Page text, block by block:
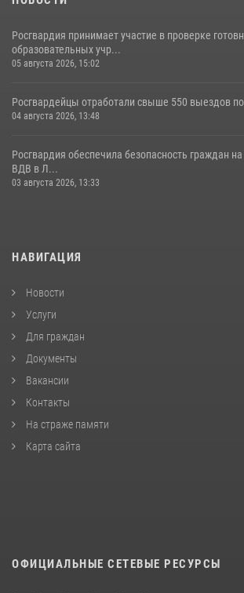
Росгвардия принимает участие в проверке
образовательных учр...
05 августа 2026, 15:02
Росгвардейцы отработали свыше 550 выездов по
04 августа 2026, 13:48
Росгвардия обеспечила безопасность граждан
ВДВ в Л...
03 августа 2026, 13:33
НАВИГАЦИЯ
Новости
Услуги
Для граждан
Документы
Вакансии
Контакты
На страже памяти
Карта сайта
ОФИЦИАЛЬНЫЕ СЕТЕВЫЕ РЕСУРСЫ